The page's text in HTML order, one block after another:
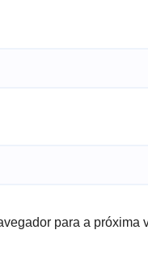
para a próxima